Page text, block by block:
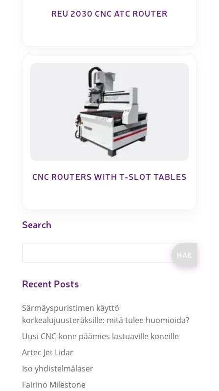
REU 2030 CNC ATC ROUTER
CNC ROUTERS WITH T-SLOT TABLES
Search
Recent Posts
Särmäyspuristimen käyttö
korkealujuusteräksille: mitä tulee huomioida?
Uusi CNC-kone päämies lastuaville koneille
Artec Jet Lidar
Iso yhdistelmälaser
Fairino Milestone